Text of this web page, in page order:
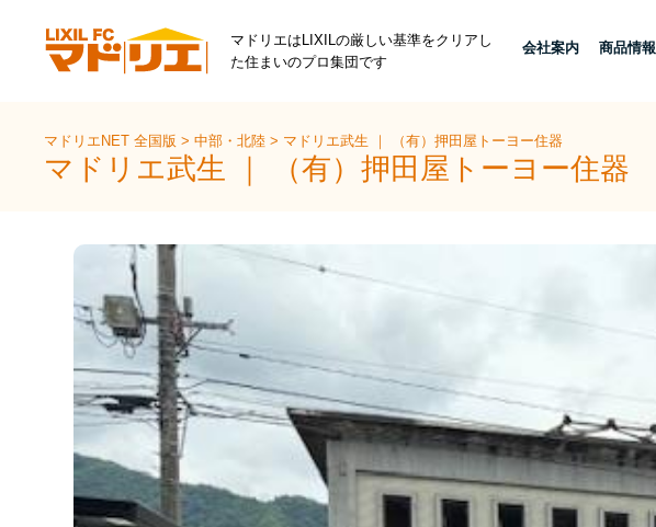
マドリエはLIXILの厳しい基準をクリアし
た住まいのプロ集団です
会社案内 商品情報
マドリエNET 全国版>中部・北陸> マドリエ武生 ｜ （有）押田屋トーヨー住器
マドリエ武生 ｜ （有）押田屋トーヨー住器